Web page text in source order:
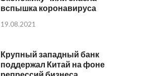
вспышка коронавируса
19.08.2021
Крупный западный банк
поддержал Китай на фоне